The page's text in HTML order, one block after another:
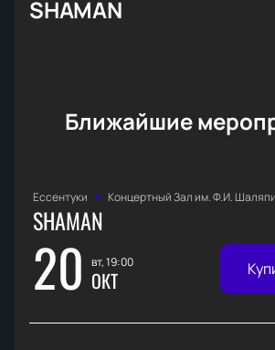
SHAMAN
Ближайшие
Ессентуки Концертный Зал им. Ф.И.
SHAMAN
20 вт, 19:00
ОКТ